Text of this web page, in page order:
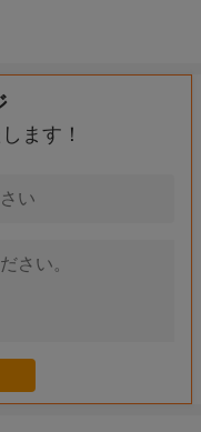
ます！
及び RoHS の段階ライト
DJ のための移動ヘッド軽
- 240V DMX512 8CH